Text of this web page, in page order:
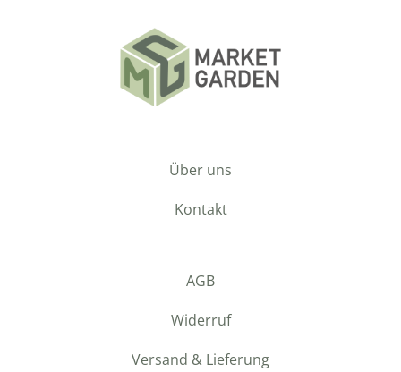
Über uns
Kontakt
AGB
Widerruf
Versand & Lieferung